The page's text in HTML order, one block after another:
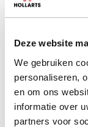
Deze website
We gebruiken
personaliseren,
en om ons
informatie over
partners voor
Solide,